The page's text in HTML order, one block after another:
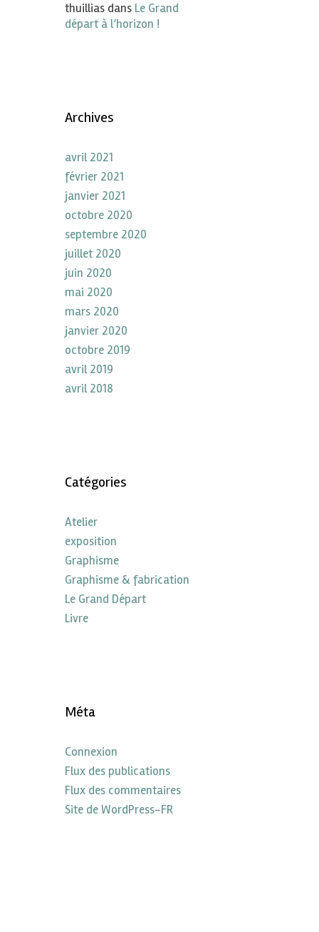
thuillias dans Le Grand
départ à l’horizon !
Archives
avril 2021
février 2021
janvier 2021
octobre 2020
septembre 2020
juillet 2020
juin 2020
mai 2020
mars 2020
janvier 2020
octobre 2019
avril 2019
avril 2018
Catégories
Atelier
exposition
Graphisme
Graphisme & fabrication
Le Grand Départ
Livre
Méta
Connexion
Flux des publications
Flux des commentaires
Site de WordPress-FR